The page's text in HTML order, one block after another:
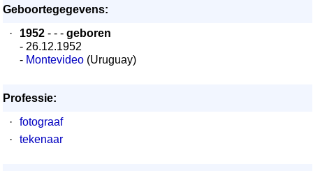
Geboortegegevens:
·
1952 - - - geboren
- 26.12.1952
- Montevideo (Uruguay)
Professie:
·
fotograaf
·
tekenaar